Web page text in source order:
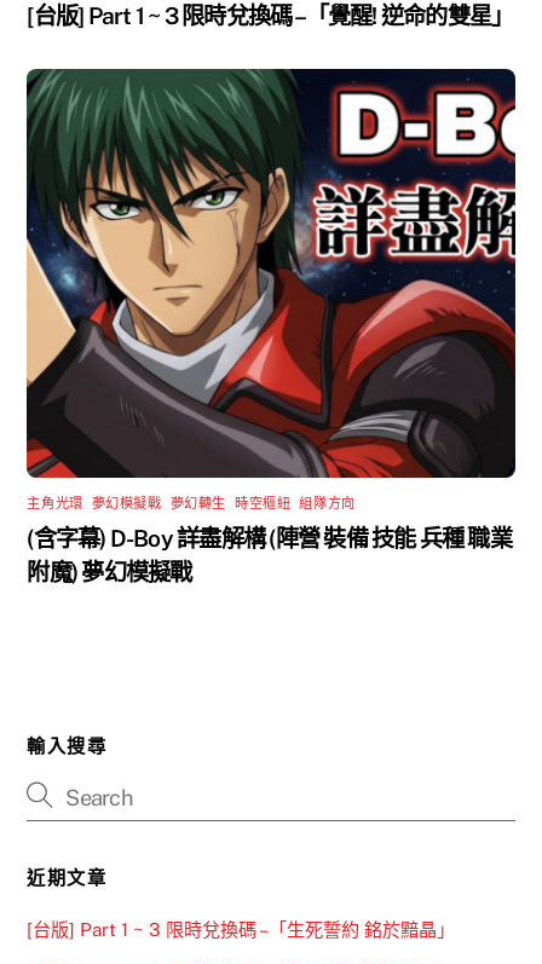
[台版] Part 1 ~ 3 限時兌換碼 –「覺醒! 逆命的雙星」
主角光環 夢幻模擬戰 夢幻轉生 ,時空樞紐 ,組隊方向
(含字幕) D-Boy 詳盡解構 (陣營 裝備 技能 兵種 職業
附魔) 夢幻模擬戰
輸入搜尋
近期文章
[台版] Part 1 ~ 3 限時兌換碼 –「生死誓約 銘於黯晶」